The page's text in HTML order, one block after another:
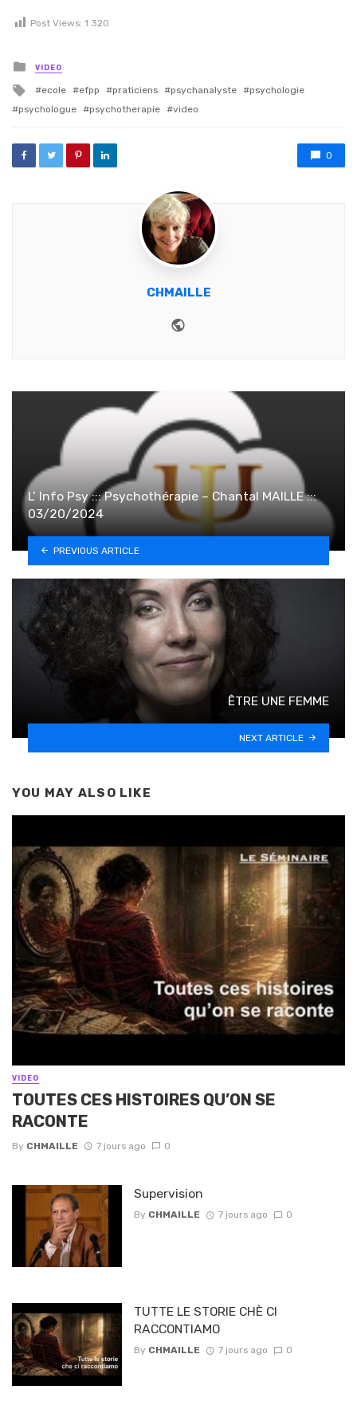
Post Views: 1 320
Posted in
VIDEO
Tagged with
ecole efpp praticiens psychanalyste
psychologie
psychologue
psychotherapie video
0
CHMAILLE
L’ Info Psy ::: Psychothérapie – Chantal MAILLE :::
03/20/2024
PREVIOUS ARTICLE
ÊTRE UNE FEMME
NEXT ARTICLE
YOU MAY ALSO LIKE
VIDEO
TOUTES CES HISTOIRES QU’ON SE
RACONTE
By CHMAILLE 7 jours ago 0
Supervision
By CHMAILLE 7 jours ago 0
TUTTE LE STORIE CHÈ CI
RACCONTIAMO
By CHMAILLE 7 jours ago 0